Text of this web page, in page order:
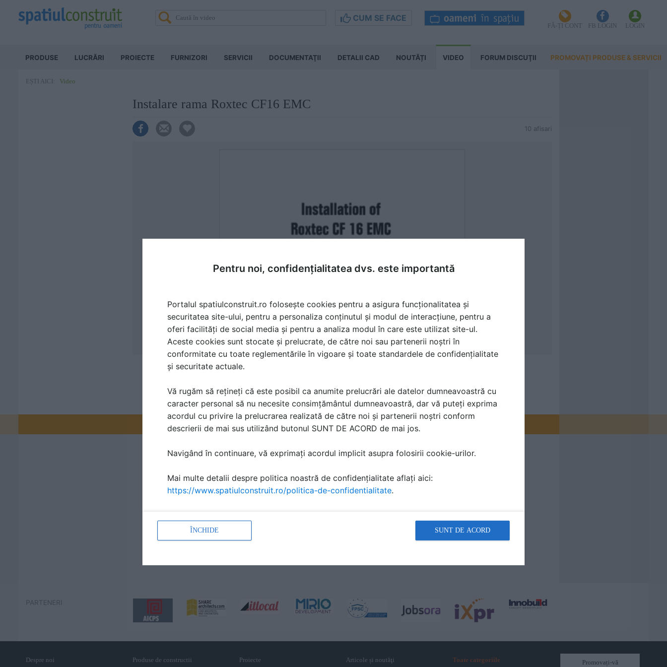
CUM SE FACE
FĂ-ȚI CONT FB LOGIN LOGIN
PRODUSE LUCRĂRI PROIECTE FURNIZORI SERVICII DOCUMENTAŢII DETALII CAD NOUTĂȚI VIDEO FORUM DISCUŢII PROMOVAȚI PRODUSE & SERVICII
EȘTI AICI: Video
Instalare rama Roxtec CF16 EMC
10 afisari
Promovați-vă produsele și serviciile pe SpatiulConstruit.ro!
PARTENERI
Despre noi Produse de constructii Proiecte Articole și noutăţi Toate categoriile
Promovați-vă
Pentru noi, confidențialitatea dvs. este importantă
Portalul spatiulconstruit.ro folosește cookies pentru a asigura funcționalitatea și
securitatea site-ului, pentru a personaliza conținutul și modul de interacțiune, pentru a
oferi facilități de social media și pentru a analiza modul în care este utilizat site-ul.
Aceste cookies sunt stocate și prelucrate, de către noi sau partenerii noștri în
conformitate cu toate reglementările în vigoare și toate standardele de confidențialitate
și securitate actuale.
Vă rugăm să rețineți că este posibil ca anumite prelucrări ale datelor dumneavoastră cu
caracter personal să nu necesite consimțământul dumneavoastră, dar vă puteți exprima
acordul cu privire la prelucrarea realizată de către noi și partenerii noștri conform
descrierii de mai sus utilizând butonul SUNT DE ACORD de mai jos.
Navigând în continuare, vă exprimați acordul implicit asupra folosirii cookie-urilor.
Mai multe detalii despre politica noastră de confidențialitate aflați aici:
https://www.spatiulconstruit.ro/politica-de-confidentialitate.
ÎNCHIDE SUNT DE ACORD